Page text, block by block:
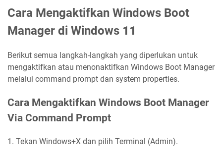
Cara Mengaktifkan Windows Boot
Manager di Windows 11
Berikut semua langkah-langkah yang diperlukan untuk
mengaktifkan atau menonaktifkan Windows Boot Manager
melalui command prompt dan system properties.
Cara Mengaktifkan Windows Boot Manager
Via Command Prompt
1. Tekan Windows+X dan pilih Terminal (Admin).